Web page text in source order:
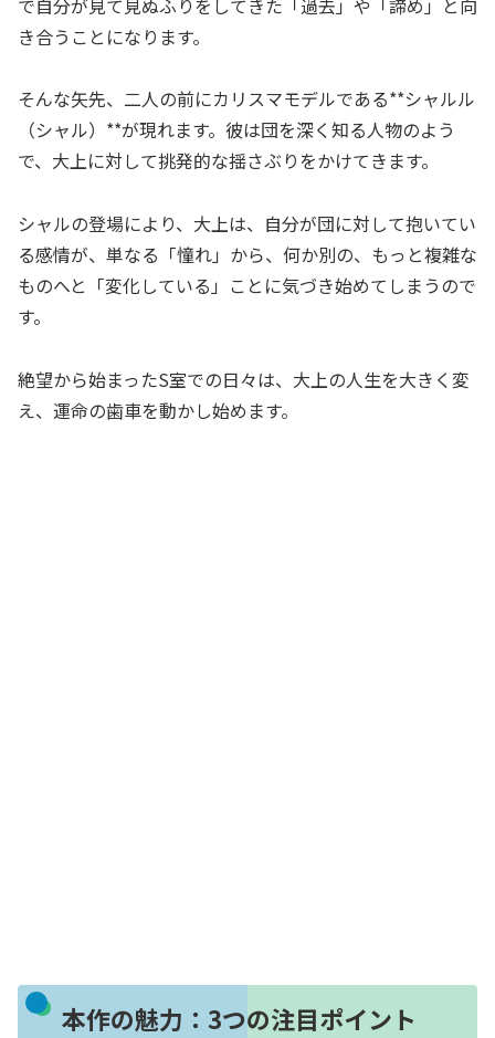
き合うことになります。
そんな矢先、二人の前にカリスマモデルである**シャルル
（シャル）**が現れます。彼は団を深く知る人物のよう
で、大上に対して挑発的な揺さぶりをかけてきます。
シャルの登場により、大上は、自分が団に対して抱いてい
る感情が、単なる「憧れ」から、何か別の、もっと複雑な
ものへと「変化している」ことに気づき始めてしまうので
す。
絶望から始まったS室での日々は、大上の人生を大きく変
え、運命の歯車を動かし始めます。
本作の魅力：3つの注目ポイント